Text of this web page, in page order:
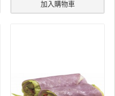
加入購物車